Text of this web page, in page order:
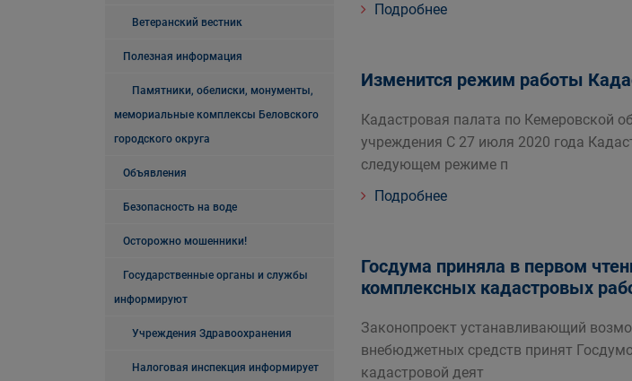
Ветеранский вестник
Полезная информация
Памятники, обелиски, монументы,
мемориальные комплексы Беловского
городского округа
Объявления
Безопасность на воде
Осторожно мошенники!
Государственные органы и службы
информируют
Учреждения Здравоохранения
Налоговая инспекция информирует
Подробнее
Изменится режим работы
Кадастровая палата по Кемеровской
учреждения С 27 июля 2020 года
следующем режиме п
Подробнее
Госдума приняла в первом
комплексных кадастровых
Законопроект устанавливающий
внебюджетных средств принят
кадастровой деят